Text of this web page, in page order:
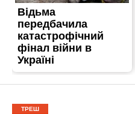
ТРЕШ